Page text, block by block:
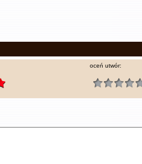
oceń utwór: